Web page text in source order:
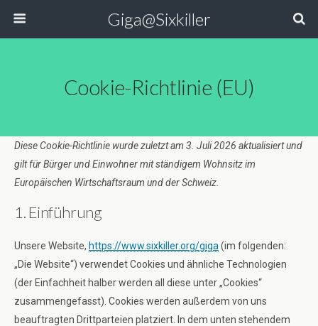
Giga@Sixkiller
Cookie-Richtlinie (EU)
Diese Cookie-Richtlinie wurde zuletzt am 3. Juli 2026 aktualisiert und
gilt für Bürger und Einwohner mit ständigem Wohnsitz im
Europäischen Wirtschaftsraum und der Schweiz.
1. Einführung
Unsere Website, https://www.sixkiller.org/giga (im folgenden:
„Die Website“) verwendet Cookies und ähnliche Technologien
(der Einfachheit halber werden all diese unter „Cookies“
zusammengefasst). Cookies werden außerdem von uns
beauftragten Drittparteien platziert. In dem unten stehendem